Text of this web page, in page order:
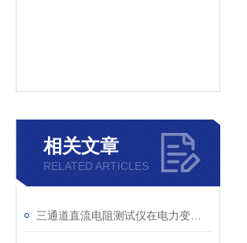
相关文章
RELATED ARTICLES